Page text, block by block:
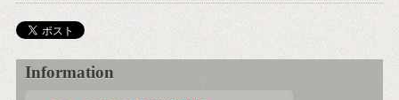
Information